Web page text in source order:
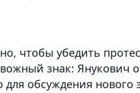
чтобы убедить
знак: Янукович
обсуждения нового